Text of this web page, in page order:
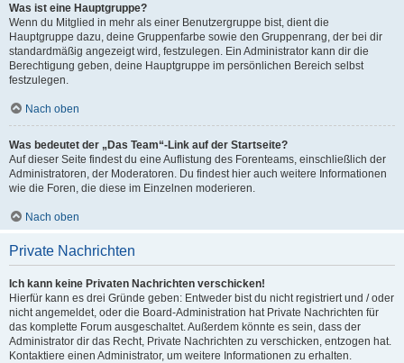
Was ist eine Hauptgruppe?
Wenn du Mitglied in mehr als einer Benutzergruppe bist, dient die
Hauptgruppe dazu, deine Gruppenfarbe sowie den Gruppenrang, der bei dir
standardmäßig angezeigt wird, festzulegen. Ein Administrator kann dir die
Berechtigung geben, deine Hauptgruppe im persönlichen Bereich selbst
festzulegen.
Nach oben
Was bedeutet der „Das Team“-Link auf der Startseite?
Auf dieser Seite findest du eine Auflistung des Forenteams, einschließlich der
Administratoren, der Moderatoren. Du findest hier auch weitere Informationen
wie die Foren, die diese im Einzelnen moderieren.
Nach oben
Private Nachrichten
Ich kann keine Privaten Nachrichten verschicken!
Hierfür kann es drei Gründe geben: Entweder bist du nicht registriert und / oder
nicht angemeldet, oder die Board-Administration hat Private Nachrichten für
das komplette Forum ausgeschaltet. Außerdem könnte es sein, dass der
Administrator dir das Recht, Private Nachrichten zu verschicken, entzogen hat.
Kontaktiere einen Administrator, um weitere Informationen zu erhalten.